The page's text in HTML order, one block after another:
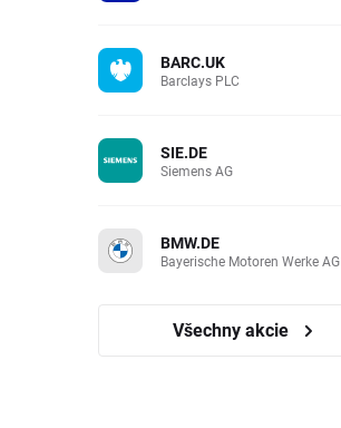
BARC.UK
Barclays PLC
SIE.DE
Siemens AG
BMW.DE
Bayerische Motoren Werke AG
Všechny akcie